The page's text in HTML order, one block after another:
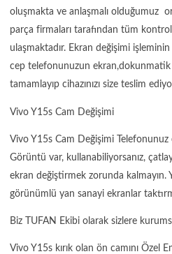
oluşmakta ve anlaşmalı olduğumuz
parça firmaları tarafından tüm
ulaşmaktadır. Ekran değişimi
cep telefonunuzun ekran,dokunmatik
tamamlayıp cihazınızı size teslim
Vivo Y15s Cam Değişimi
Vivo Y15s Cam Değişimi Telefonunuz
Görüntü var, kullanabiliyorsanız,
ekran değiştirmek zorunda kalmayın.
görünümlü yan sanayi ekranlar
Biz TUFAN Ekibi olarak sizlere
Vivo Y15s kırık olan ön camını Özel